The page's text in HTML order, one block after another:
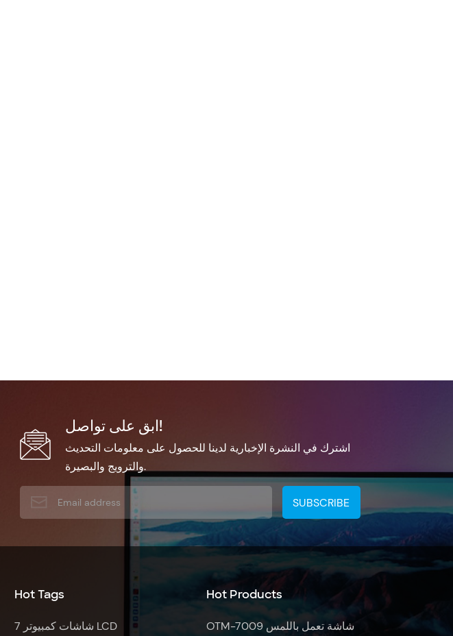
ابق على تواصل!
اشترك في النشرة الإخبارية لدينا للحصول على معلومات التحديث
والترويج والبصيرة.
Hot Tags
7 شاشات كمبيوتر LCD
Hot Products
OTM-7009 شاشة تعمل باللمس